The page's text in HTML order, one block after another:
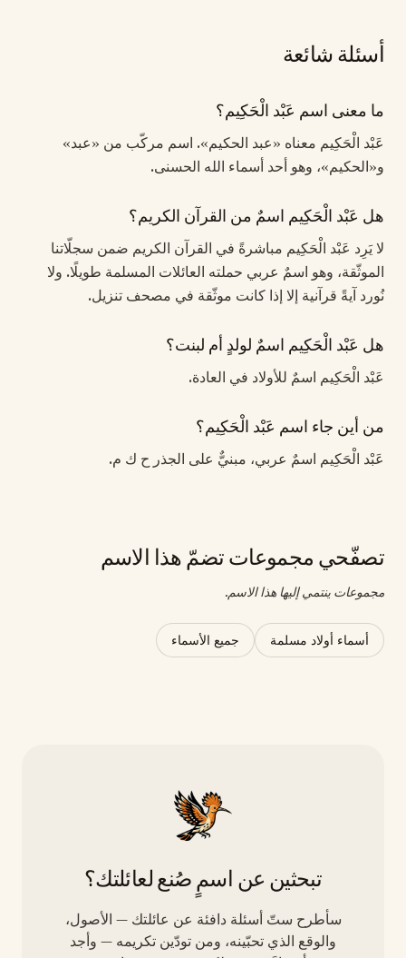
أسئلة شائعة
ما معنى اسم عَبْد الْحَكِيم؟
عَبْد الْحَكِيم معناه «عبد الحكيم». اسم مركّب من «عبد»
و«الحكيم»، وهو أحد أسماء الله الحسنى.
هل عَبْد الْحَكِيم اسمٌ من القرآن الكريم؟
لا يَرِد عَبْد الْحَكِيم مباشرةً في القرآن الكريم ضمن سجلّاتنا
الموثّقة، وهو اسمٌ عربي حملته العائلات المسلمة طويلًا. ولا
نُورد آيةً قرآنية إلا إذا كانت موثّقة في مصحف تنزيل.
هل عَبْد الْحَكِيم اسمٌ لولدٍ أم لبنت؟
عَبْد الْحَكِيم اسمٌ للأولاد في العادة.
من أين جاء اسم عَبْد الْحَكِيم؟
عَبْد الْحَكِيم اسمٌ عربي، مبنيٌّ على الجذر ح ك م.
تصفّحي مجموعات تضمّ هذا الاسم
مجموعات ينتمي إليها هذا الاسم.
أسماء أولاد مسلمة جميع الأسماء
تبحثين عن اسمٍ صُنع لعائلتك؟
سأطرح ستّ أسئلة دافئة عن عائلتك — الأصول،
والوقع الذي تحبّينه، ومن تودّين تكريمه — وأجد